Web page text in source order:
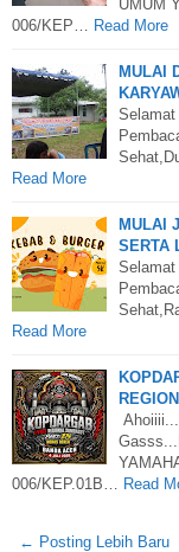
UMUM
006/KEP…
Read More
MULAI
Selamat
Read More
MULAI
SERTA
Selamat
Read More
006/KEP.01B…
Read
← Posting Lebih Baru